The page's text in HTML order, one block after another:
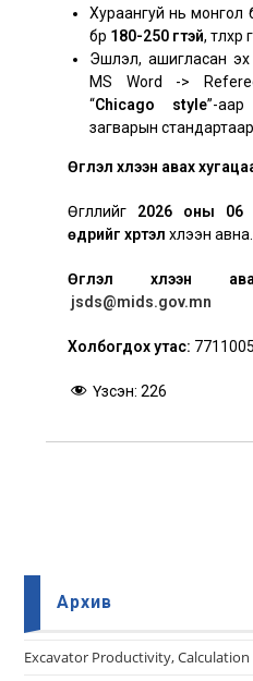
Хураангуй нь монгол
бүр 180-250 үгтэй, түлхүүр
Эшлэл, ашигласан эх
MS Word ->
“Chicago style”-
загварын
Өгүүлэл хүлээн авах
Өгүүллийг 2026 оны 06
өдрийг хүртэл хүлээн авна.
Өгүүлэл хүлээн
jsds@mids.gov.mn
Холбогдох утас:
Үзсэн: 226
Архив
Еxcavator Productivity,